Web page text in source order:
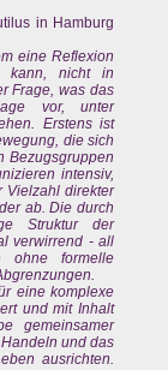
in Hamburg
eine Reflexion
kann, nicht in
Frage, was das
vor, unter
Erstens ist
die sich
Bezugsgruppen
intensiv,
Vielzahl direkter
ab. Die durch
Struktur der
verwirrend - all
ohne formelle
eine komplexe
und mit Inhalt
gemeinsamer
und das
ausrichten.